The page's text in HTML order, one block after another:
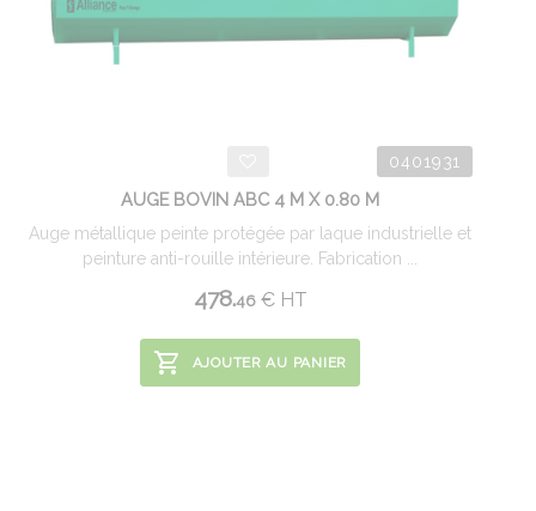
0401931
AUGE BOVIN ABC 4 M X 0.80 M
Auge métallique peinte protégée par laque industrielle et
peinture anti-rouille intérieure. Fabrication ...
478.46 €HT
AJOUTER AU PANIER